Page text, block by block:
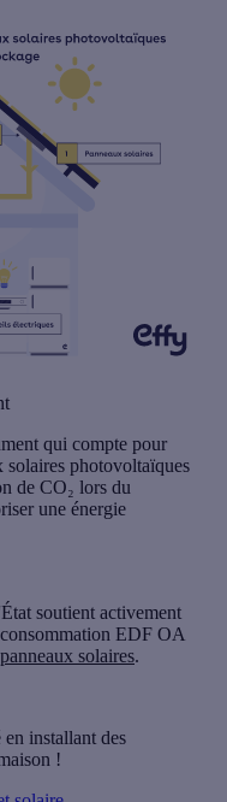
qui compte pour
solaires photovoltaïques
de CO₂ lors du
une énergie
soutient activement
EDF OA
solaires.
installant des
!